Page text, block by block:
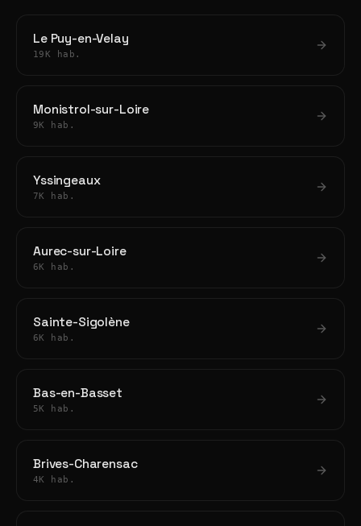
Le Puy-en-Velay
19K hab.
Monistrol-sur-Loire
9K hab.
Yssingeaux
7K hab.
Aurec-sur-Loire
6K hab.
Sainte-Sigolène
6K hab.
Bas-en-Basset
5K hab.
Brives-Charensac
4K hab.